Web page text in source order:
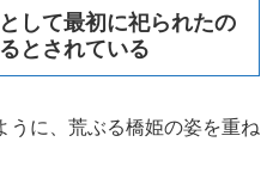
して最初に祀られたの
とされている
うに、荒ぶる橋姫の姿を重ね